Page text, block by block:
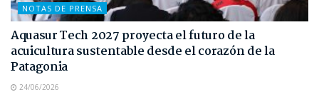
NOTAS DE PRENSA
Aquasur Tech 2027 proyecta el futuro de la
acuicultura sustentable desde el corazón de la
Patagonia
24/06/2026